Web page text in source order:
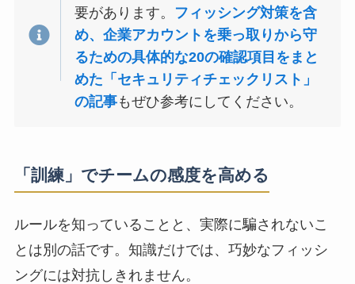
要があります。 フィッシング対策を含
め、企業アカウントを乗っ取りから守
るための具体的な20の確認項目をまと
めた「セキュリティチェックリスト」
の記事もぜひ参考にしてください。
「訓練」でチームの感度を高める
ルールを知っていることと、実際に騙されないこ
とは別の話です。知識だけでは、巧妙なフィッシ
ングには対抗しきれません。